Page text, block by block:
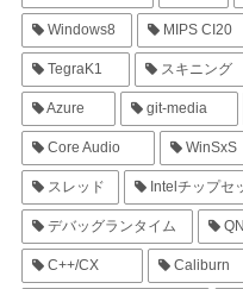
Windows8 MIPS CI20
TegraK1 スキニング
Azure git-media
Core Audio WinSxS
スレッド Intelチップセ
デバッグランタイム
C++/CX Caliburn